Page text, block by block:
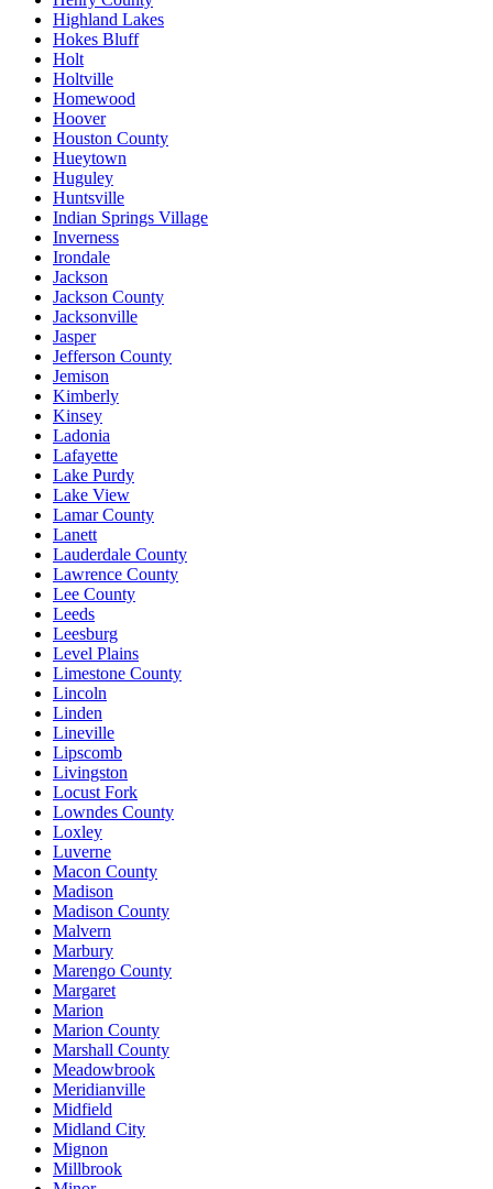
Highland Lakes
Hokes Bluff
Holt
Holtville
Homewood
Hoover
Houston County
Hueytown
Huguley
Huntsville
Indian Springs Village
Inverness
Irondale
Jackson
Jackson County
Jacksonville
Jasper
Jefferson County
Jemison
Kimberly
Kinsey
Ladonia
Lafayette
Lake Purdy
Lake View
Lamar County
Lanett
Lauderdale County
Lawrence County
Lee County
Leeds
Leesburg
Level Plains
Limestone County
Lincoln
Linden
Lineville
Lipscomb
Livingston
Locust Fork
Lowndes County
Loxley
Luverne
Macon County
Madison
Madison County
Malvern
Marbury
Marengo County
Margaret
Marion
Marion County
Marshall County
Meadowbrook
Meridianville
Midfield
Midland City
Mignon
Millbrook